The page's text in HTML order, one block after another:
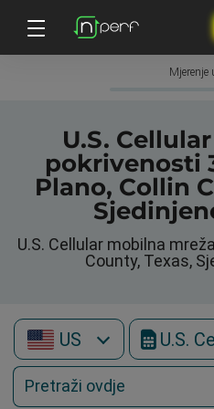
Mjerenje
U.S.
pokrivenosti
Plano, Collin
U.S. Cellular mobilna
County, Texas,
US